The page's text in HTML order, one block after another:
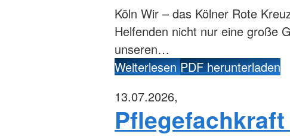
Köln Wir – das Kölner Rote
Helfenden nicht nur eine große
unseren…
WeiterlesenPDF herunterladen
13.07.2026,